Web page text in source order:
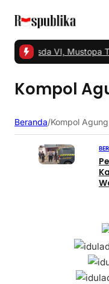
Musda VI, Mustopa
Kompol
Beranda/Kompol